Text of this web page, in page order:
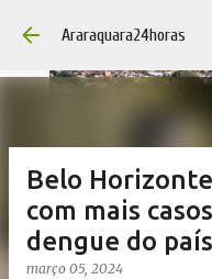
Pular para
Araraquara24horas
Belo
com mais
dengue do país
março 05, 2024